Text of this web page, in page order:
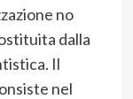
no
dalla
Il
nel